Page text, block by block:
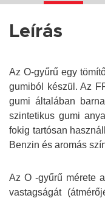
Leírás
Az O-gyűrű egy
gumiból készül. Az
gumi általában
szintetikus gumi
fokig tartósan
Benzin és aromás
Az O -gyűrű mérete
vastagságát